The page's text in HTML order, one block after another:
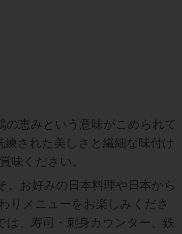
の恵みという意味がこめられて
された美しさと繊細な味付け
味ください。
。お好みの日本料理や日本から
りメニューをお楽しみくださ
、寿司・刺身カウンター、鉄